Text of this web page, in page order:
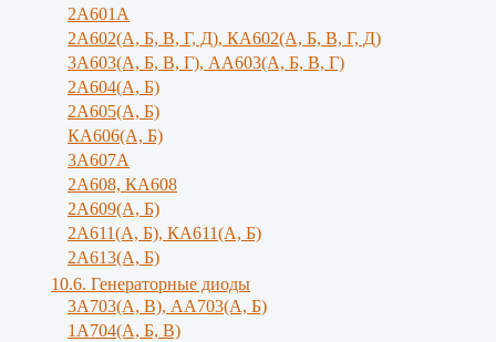
2А601А
2А602(А, Б, В, Г, Д), КА602(А, Б, В, Г, Д)
3A603(A, Б, B, Г), АА603(А, Б, В, Г)
2А604(А, Б)
2А605(А, Б)
КА606(А, Б)
3А607А
2А608, КА608
2А609(А, Б)
2А611(А, Б), КА611(А, Б)
2А613(А, Б)
10.6. Генераторные диоды
3A703(A, B), АА703(А, Б)
1А704(А, Б, В)